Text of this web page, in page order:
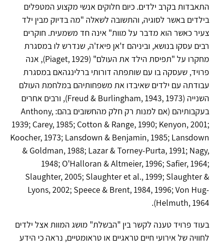
התאבדות בקרב ילדים. כיום חלוקים אנשי מקצוע המטפלים
בילדים באשר לסוגיה, והתשובה לשאלה "מה בדיוק מבין ילד
צעיר כאשר הוא מדבר על מוות" אינה חד משמעית. חוקרים
רבים עסקו בנושא, וביניהם ז'אן פיאז'ה, שנדרש לו במסגרת
מחקרו על "תפיסת הילד את העולם" (Piaget, 1929), אנה
פרויד, שעסקה בו עם שותפתה דורותי ברלינגהאם במסגרת
עבודתה עם ילדים שאיבדו את משפחותיהם במלחמת העולם
השנייה (Freud & Burlingham, 1943, 1973), ורבים אחרים
בעקבותיהם (אם למנות רק חלק מהחשובים בהם: Anthony,
1939; Carey, 1985; Cotton & Range, 1990; Kenyon, 2001;
Koocher, 1973; Lansdown & Benjamin, 1985; Lansdown
& Goldman, 1988; Lazar & Torney-Purta, 1991; Nagy,
1948; O'Halloran & Altmeier, 1996; Safier, 1964;
Slaughter, 2005; Slaughter et al., 1999; Slaughter &
Lyons, 2002; Speece & Brent, 1984, 1996; Von Hug-
Helmuth, 1964).
בעוד פרויד טענה לקשר בין "הבשלת" מושג המוות אצל ילדים
לחוויה של אירועי חיים טראגיים או טראומטיים, נראה כי הידע